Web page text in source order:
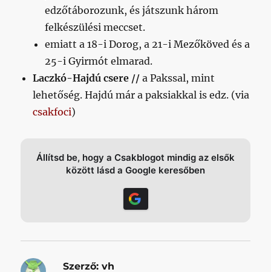
edzőtáborozunk, és játszunk három
felkészülési meccset.
emiatt a 18-i Dorog, a 21-i Mezőköved és a
25-i Gyirmót elmarad.
Laczkó-Hajdú csere // a Pakssal, mint
lehetőség. Hajdú már a paksiakkal is edz. (via
csakfoci)
Állítsd be, hogy a Csakblogot mindig az elsők
között lásd a Google keresőben
Szerző: vh